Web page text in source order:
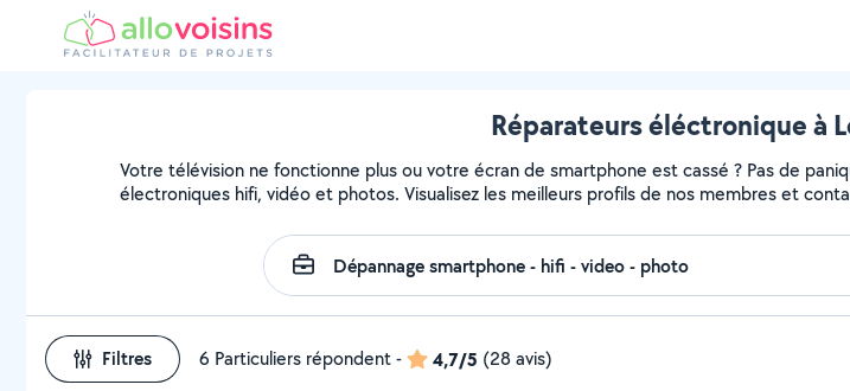
Réparateurs éléctronique à
Votre télévision ne fonctionne plus ou votre écran de smartphone est cassé ? Pas de
électroniques hifi, vidéo et photos. Visualisez les meilleurs profils de nos membres et
Filtres 6 Particuliers répondent- 4,7/5 (28 avis)